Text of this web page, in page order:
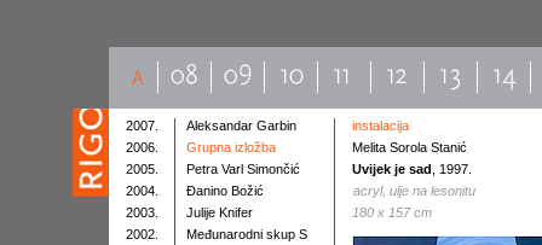
2007.
2006.
2005.
2004.
2003.
2002.
Aleksandar Garbin
Grupna izložba
Petra Varl Simončić
Đanino Božić
Julije Knifer
Međunarodni skup S
instalacija
Melita Sorola Stanić
Uvijek je sad , 1997.
acryl, ulje na lesonitu
180 x 157 cm